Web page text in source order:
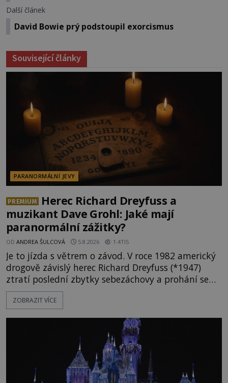
Další článek
David Bowie prý podstoupil exorcismus
Související články
PARANORMÁLNÍ JEVY
PREMIUM
Herec Richard Dreyfuss a
muzikant Dave Grohl: Jaké mají
paranormální zážitky?
OD ANDREA ŠULCOVÁ 5.8.2026 1.4TIS
Je to jízda s větrem o závod. V roce 1982 americký
drogově závislý herec Richard Dreyfuss (*1947)
ztratí poslední zbytky sebezáchovy a prohání se
po silnicích ve svém mercedesu jako utržený ze
řetězu. Vše vyvrcholí katastrofou, když to Dreyfuss
následně nalezne schovaný kokain. Tímto
momentem se slavnému
ZOBRAZIT VÍCE